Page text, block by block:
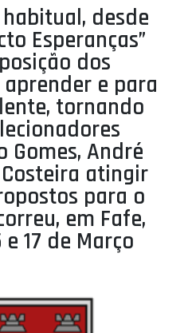
desde
Esperanças”
dos
e para
tornando
Gomes, André
atingir
para o
em Fafe,
17 de Março